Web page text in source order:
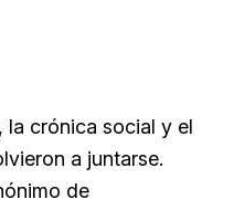
la crónica social y el
a juntarse.
de